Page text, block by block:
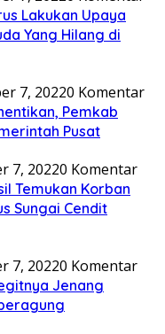
Lakukan Upaya
Yang Hilang di
7, 20220 Komentar
Pemkab
Pusat
7, 20220 Komentar
Temukan Korban
Sungai Cendit
7, 20220 Komentar
Jenang